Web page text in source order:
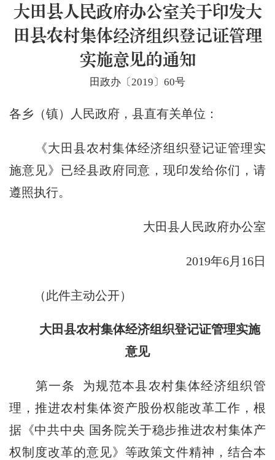
大田县人民政府办公室关于印发大
田县农村集体经济组织登记证管理
实施意见的通知
田政办〔2019〕60号
各乡（镇）人民政府，县直有关单位：
《大田县农村集体经济组织登记证管理实
施意见》已经县政府同意，现印发给你们，请
遵照执行。
大田县人民政府办公室
2019年6月16日
（此件主动公开）
大田县农村集体经济组织登记证管理实施
意见
第一条 为规范本县农村集体经济组织管
理，推进农村集体资产股份权能改革工作，根
据《中共中央 国务院关于稳步推进农村集体产
权制度改革的意见》等政策文件精神，结合本